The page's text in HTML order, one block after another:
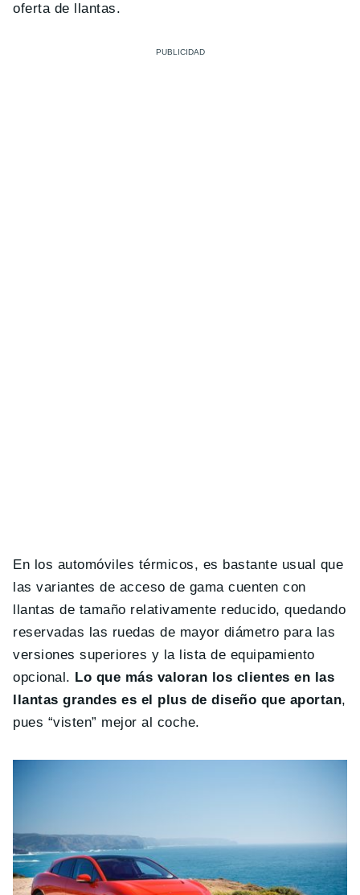
oferta de llantas.
En los automóviles térmicos, es bastante usual que
las variantes de acceso de gama cuenten con
llantas de tamaño relativamente reducido, quedando
reservadas las ruedas de mayor diámetro para las
versiones superiores y la lista de equipamiento
opcional. Lo que más valoran los clientes en las
llantas grandes es el plus de diseño que aportan,
pues “visten” mejor al coche.